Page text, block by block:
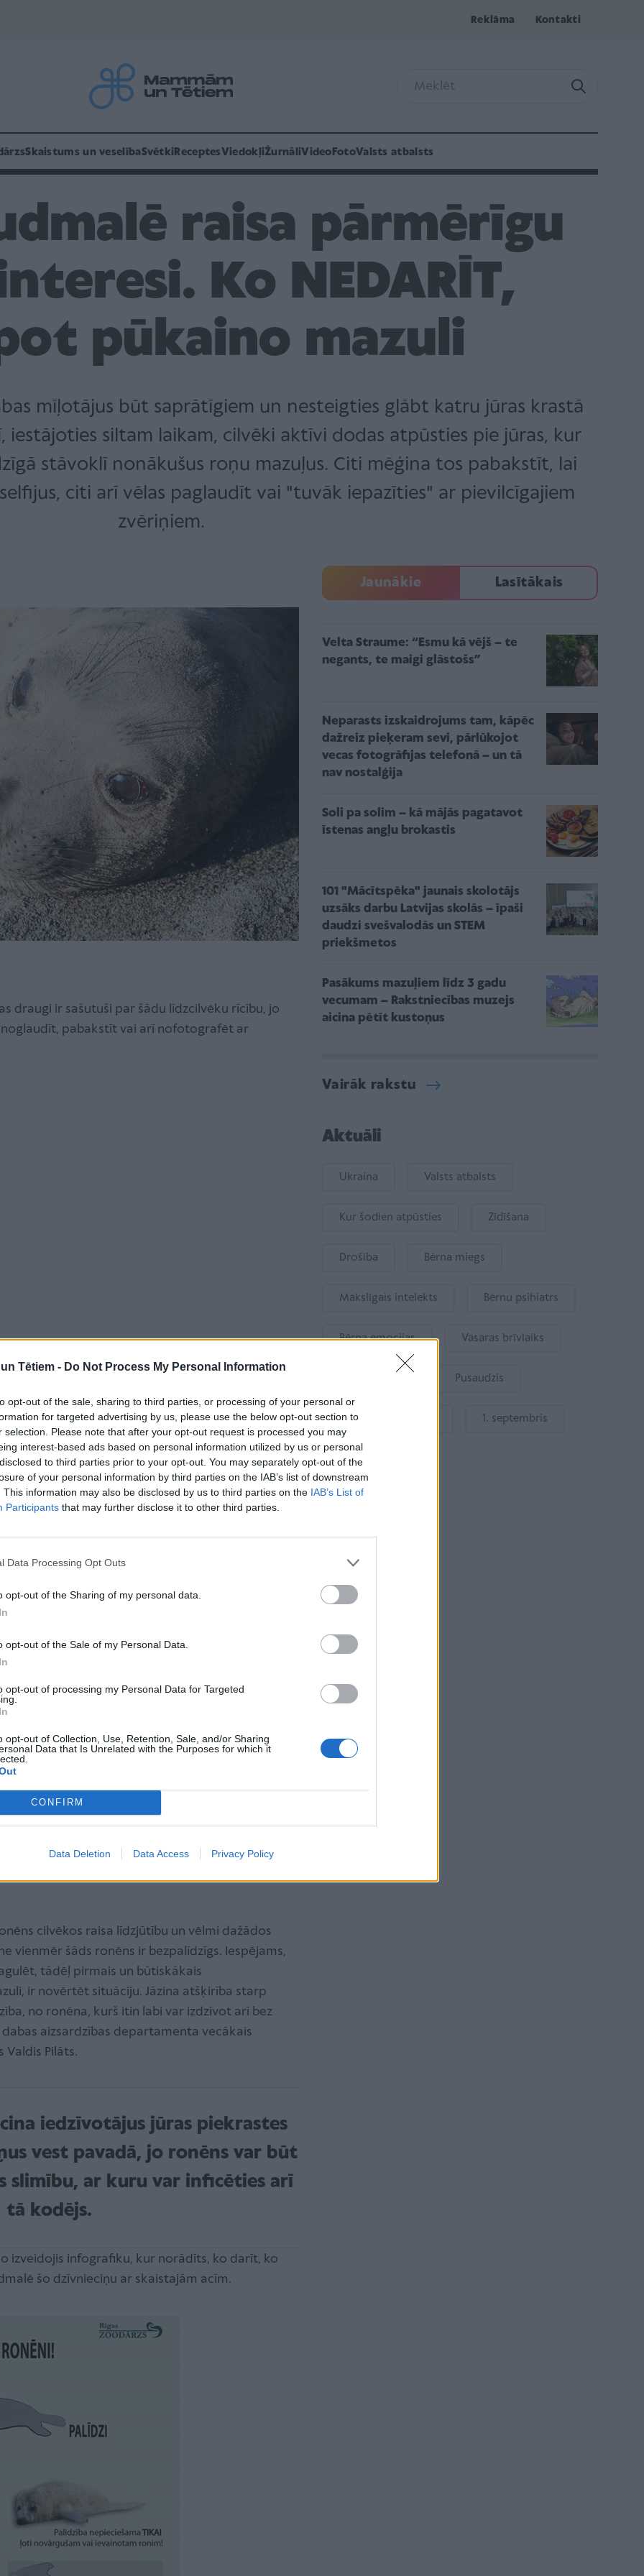
Tētiem - Do Not Process My Personal Information
opt-out of the sale, sharing to third parties, or processing of your personal or
for targeted advertising by us, please use the below opt-out section to
selection. Please note that after your opt-out request is processed you may
interest-based ads based on personal information utilized by us or personal
to third parties prior to your opt-out. You may separately opt-out of the
of your personal information by third parties on the IAB’s list of downstream
This information may also be disclosed by us to third parties on the IAB’s List of
Participants that may further disclose it to other third parties.
Data Processing Opt Outs
opt-out of the Sharing of my personal data.
opt-out of the Sale of my Personal Data.
opt-out of processing my Personal Data for Targeted
opt-out of Collection, Use, Retention, Sale, and/or Sharing
Data that Is Unrelated with the Purposes for which it
CONFIRM
Data Deletion Data Access Privacy Policy
Reklāma Kontakti
Skaistums un veselībaSvētki ReceptesViedokļiŽurnāliVideo FotoValsts atbalsts
raisa pārmērīgu
Ko NEDARĪT,
pūkaino mazuli
mīļotājus būt saprātīgiem un nesteigties glābt katru jūras krastā
iestājoties siltam laikam, cilvēki aktīvi dodas atpūsties pie jūras, kur
stāvoklī nonākušus roņu mazuļus. Citi mēģina tos pabakstīt, lai
citi arī vēlas paglaudīt vai "tuvāk iepazīties" ar pievilcīgajiem
zvēriņiem.
draugi ir sašutuši par šādu līdzcilvēku rīcību, jo
pabakstīt vai arī nofotografēt ar
atturēties un neiet roņiem klāt. Ja
tas jāatstāj mierā un jāturas no tā pa
DAP pa tālruni 29198590.
jāinformē vietējā pašvaldība, jo beigto
funkcijām.
tas jāatstāj mierā un jāturas no tā pa gabalu.
nevis vienkārši aizmidzis, vai pat ievainots
gadījumā sazināsies ar Rīgas
cilvēkos raisa līdzjūtību un vēlmi dažādos
vienmēr šāds ronēns ir bezpalīdzīgs. Iespējams,
tādēļ pirmais un būtiskākais
ir novērtēt situāciju. Jāzina atšķirība starp
no ronēna, kurš itin labi var izdzīvot arī bez
dabas aizsardzības departamenta vecākais
Pilāts.
iedzīvotājus jūras piekrastes
vest pavadā, jo ronēns var būt
slimību, ar kuru var inficēties arī
tā kodējs.
izveidojis infografiku, kur norādīts, ko darīt, ko
šo dzīvnieciņu ar skaistajām acīm.
Jaunākie Lasītākais
Velta Straume: “Esmu kā vējš – te
negants, te maigi glāstošs”
Neparasts izskaidrojums tam, kāpēc
dažreiz pieķeram sevi, pārlūkojot
vecas fotogrāfijas telefonā – un tā
nav nostalģija
Soli pa solim – kā mājās pagatavot
īstenas angļu brokastis
101 "Mācītspēka" jaunais skolotājs
uzsāks darbu Latvijas skolās – īpaši
daudzi svešvalodās un STEM
priekšmetos
Pasākums mazuļiem līdz 3 gadu
vecumam – Rakstniecības muzejs
aicina pētīt kustoņus
Vairāk rakstu
Aktuāli
Ukraina Valsts atbalsts
Kur šodien atpūsties Zīdīšana
Drošība Bērna miegs
Mākslīgais intelekts Bērnu psihiatrs
Bērna emocijas Vasaras brīvlaiks
Pusaudzis
Gatavošanās skolai 1. septembris